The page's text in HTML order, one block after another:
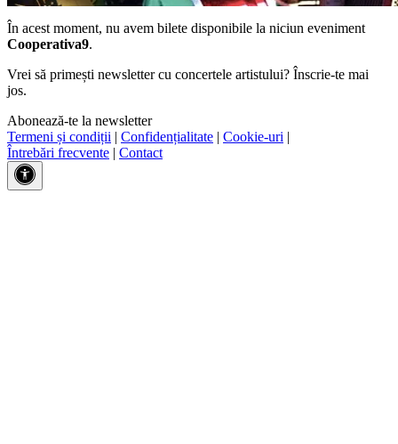
În acest moment, nu avem bilete disponibile la niciun eveniment
Cooperativa9.
Vrei să primești newsletter cu concertele artistului? Înscrie-te mai
jos.
Abonează-te la newsletter
Termeni și condiții | Confidențialitate | Cookie-uri |
Întrebări frecvente | Contact